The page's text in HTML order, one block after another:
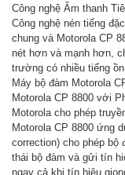
Công nghệ Âm thanh
Công nghệ nén tiếng
chung và Motorola CP
nét hơn và mạnh hơn,
trường có nhiều tiếng ồn
Máy bộ đàm Motorola
Motorola CP 8800 với
Motorola cho phép
Motorola CP 8800 ứng
correction) cho phép bộ
thái bộ đàm và gửi tín
ngay cả khi tín hiệu